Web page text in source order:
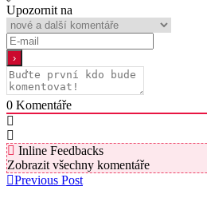
Upozornit na
0 Komentáře
Inline Feedbacks
Zobrazit všechny komentáře
Previous Post